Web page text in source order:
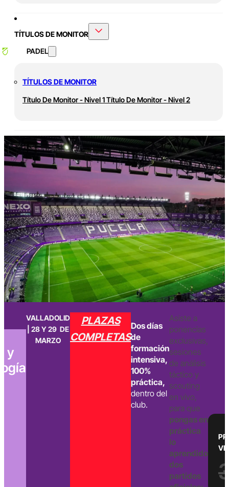
TÍTULOS DE MONITOR
PADEL
TÍTULOS DE MONITOR
Título De Monitor - Nivel 1Título De Monitor - Nivel 2
y
VALLADOLID
| 28 Y 29 DE
MARZO
PLAZAS
COMPLETAS
Dos días
de
formación
intensiva,
100%
práctica,
dentro del
club.
Asiste a
ponencias
exclusivas,
sesiones
de análisis
táctico y
scouting
en vivo,
para que
pongas en
práctica
lo
aprendido
dos
partidos